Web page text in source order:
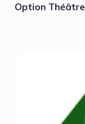
Option Théâtre